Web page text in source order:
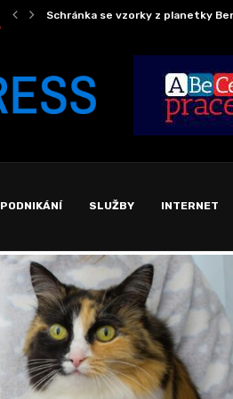
Schránka se vzorky z planetky
PODNIKÁNÍ SLUŽBY INTERNET